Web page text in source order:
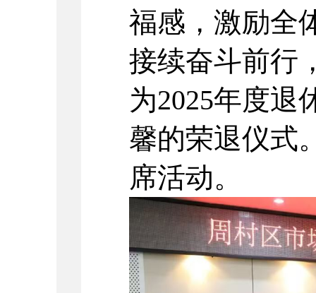
福感，激励全
接续奋斗前行
为2025年度退
馨的荣退仪式
席活动。